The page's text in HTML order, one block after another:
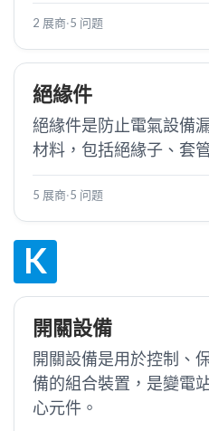
2 展商·5 问题
絕緣件
絕緣件是防止電氣設備
材料，包括絕緣子、套
5 展商·5 问题
K
開關設備
開關設備是用於控制、
備的組合裝置，是變電
心元件。